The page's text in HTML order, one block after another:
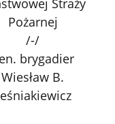
Straży
Pożarnej
/-/
brygadier
Wiesław B.